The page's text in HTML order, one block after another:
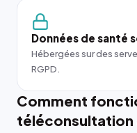
Données de santé
Hébergées sur des
RGPD.
Comment
téléconsultation